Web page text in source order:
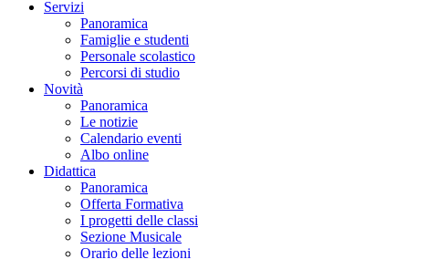
Servizi
Panoramica
Famiglie e studenti
Personale scolastico
Percorsi di studio
Novità
Panoramica
Le notizie
Calendario eventi
Albo online
Didattica
Panoramica
Offerta Formativa
I progetti delle classi
Sezione Musicale
Orario delle lezioni